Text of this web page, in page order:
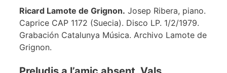
Ricard Lamote de Grignon. Josep Ribera, piano.
Caprice CAP 1172 (Suecia). Disco LP. 1/2/1979.
Grabación Catalunya Música. Archivo Lamote de
Grignon.